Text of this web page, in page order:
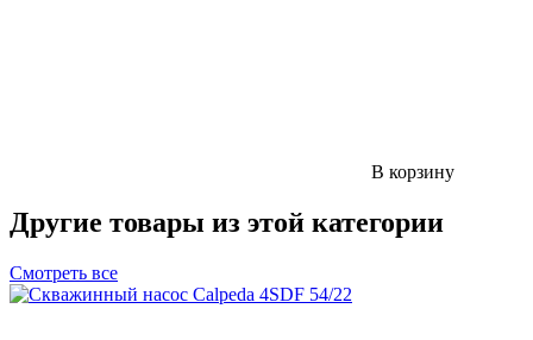
В корзину
Другие товары из этой категории
Смотреть все